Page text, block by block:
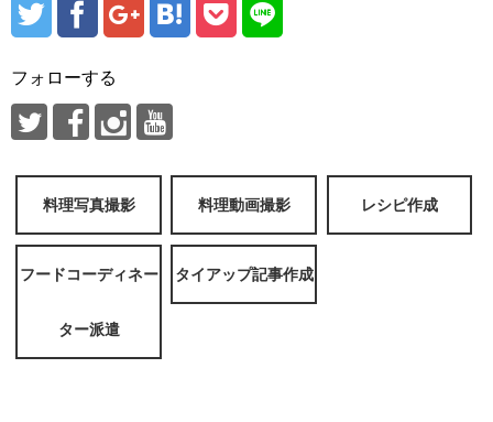
フォローする
料理写真撮影 料理動画撮影 レシピ作成
フードコーディネー
ター派遣
タイアップ記事作成